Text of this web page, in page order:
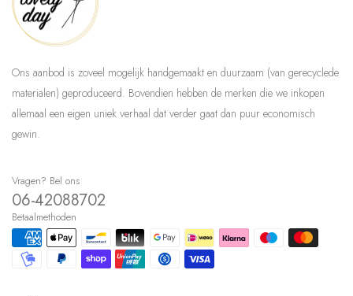
Ons aanbod is zoveel mogelijk handgemaakt en duurzaam (van gerecyclede
materialen) geproduceerd. Bovendien hebben de merken die we inkopen
allemaal een eigen uniek verhaal dat verder gaat dan puur economisch
gewin.
Vragen? Bel ons
06-42088702
Betaalmethoden